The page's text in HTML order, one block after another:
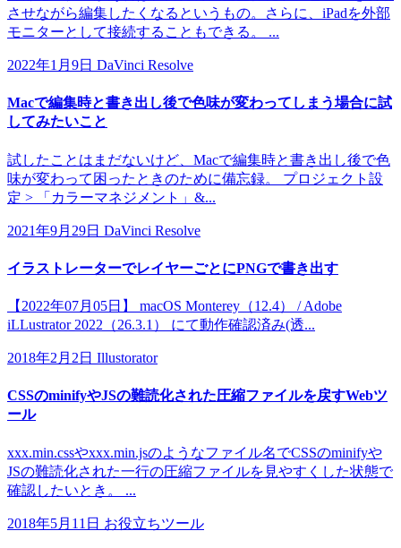
させながら編集したくなるというもの。さらに、iPadを外部
モニターとして接続することもできる。 ...
2022年1月9日 DaVinci Resolve
Macで編集時と書き出し後で色味が変わってしまう場合に試
してみたいこと
試したことはまだないけど、Macで編集時と書き出し後で色
味が変わって困ったときのために備忘録。 プロジェクト設
定 > 「カラーマネジメント」&...
2021年9月29日 DaVinci Resolve
イラストレーターでレイヤーごとにPNGで書き出す
【2022年07月05日】 macOS Monterey（12.4） / Adobe
iLLustrator 2022（26.3.1） にて動作確認済み(透...
2018年2月2日 Illustorator
CSSのminifyやJSの難読化された圧縮ファイルを戻すWebツ
ール
xxx.min.cssやxxx.min.jsのようなファイル名でCSSのminifyや
JSの難読化された一行の圧縮ファイルを見やすくした状態で
確認したいとき。 ...
2018年5月11日 お役立ちツール